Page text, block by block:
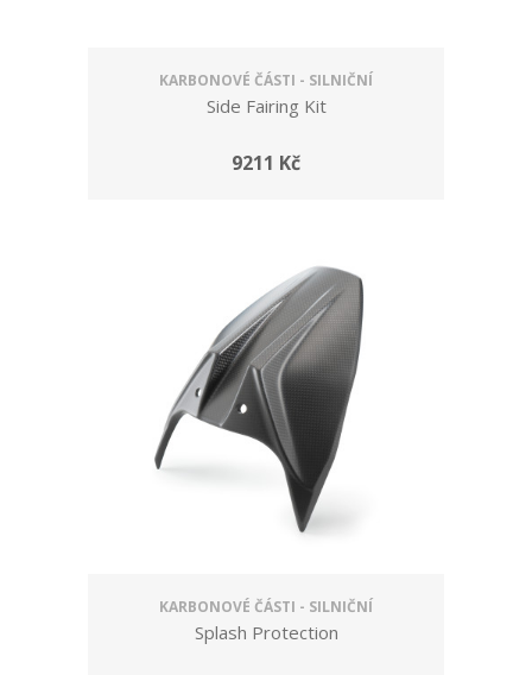
KARBONOVÉ ČÁSTI - SILNIČNÍ
Side Fairing Kit
9211 Kč
KARBONOVÉ ČÁSTI - SILNIČNÍ
Splash Protection